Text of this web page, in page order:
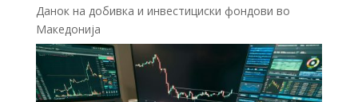
Данок на добивка и инвестициски фондови во
Македонија